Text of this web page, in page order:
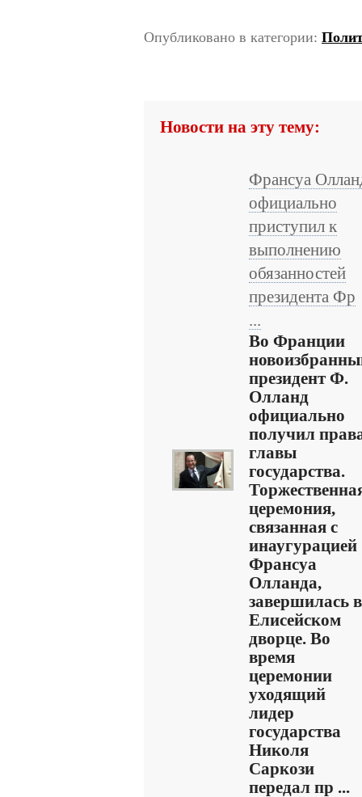
Опубликовано в категории:
Новости на эту тему:
Франсуа
официально
приступил к
выполнению
обязанностей
президента Фр
...
Во Франции
президент Ф.
Олланд
официально
получил
главы
государства.
церемония,
связанная с
инаугурацией
Франсуа
Олланда,
завершилась в
Елисейском
дворце. Во
время
церемонии
уходящий
лидер
государства
Николя
Саркози
передал пр ...